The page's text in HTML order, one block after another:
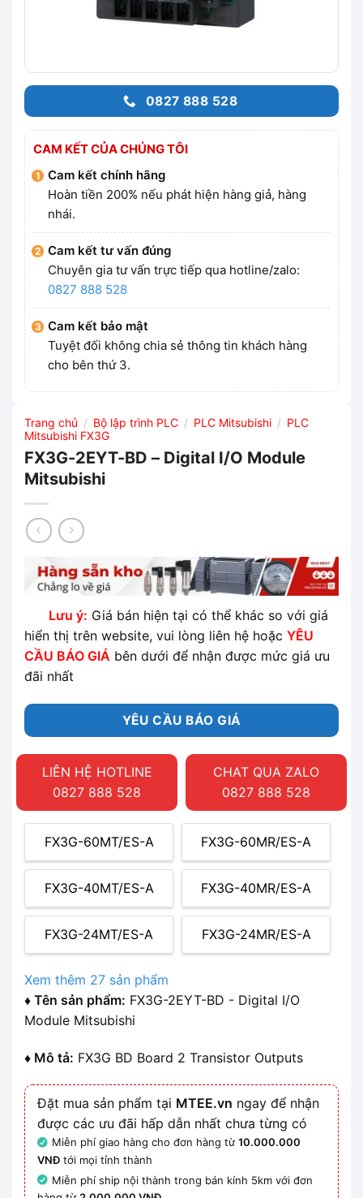
0827 888 528
CAM KẾT CỦA CHÚNG TÔI
Cam kết chính hãng
Hoàn tiền 200% nếu phát hiện hàng giả, hàng
nhái.
Cam kết tư vấn đúng
Chuyên gia tư vấn trực tiếp qua hotline/zalo:
0827 888 528
Cam kết bảo mật
Tuyệt đối không chia sẻ thông tin khách hàng
cho bên thứ 3.
Trang chủ / Bộ lập trình PLC / PLC Mitsubishi / PLC
Mitsubishi FX3G
FX3G-2EYT-BD – Digital I/O Module
Mitsubishi
Lưu ý: Giá bán hiện tại có thể khác so với giá
hiển thị trên website, vui lòng liên hệ hoặc YÊU
CẦU BÁO GIÁ bên dưới để nhận được mức giá ưu
đãi nhất
YÊU CẦU BÁO GIÁ
LIÊN HỆ HOTLINE
0827 888 528
CHAT QUA ZALO
0827 888 528
FX3G-60MT/ES-A FX3G-60MR/ES-A
FX3G-40MT/ES-A FX3G-40MR/ES-A
FX3G-24MT/ES-A FX3G-24MR/ES-A
Xem thêm 27 sản phẩm
♦ Tên sản phẩm: FX3G-2EYT-BD - Digital I/O
Module Mitsubishi
♦ Mô tả: FX3G BD Board 2 Transistor Outputs
Đặt mua sản phẩm tại MTEE.vn ngay để nhận
được các ưu đãi hấp dẫn nhất chưa từng có
Miễn phí giao hàng cho đơn hàng từ10.000.000
VNĐ tới mọi tỉnh thành
Miễn phí ship nội thành trong bán kính 5km với đơn